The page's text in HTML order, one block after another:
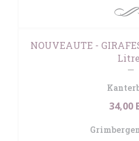
NOUVEAUTE -
34,00